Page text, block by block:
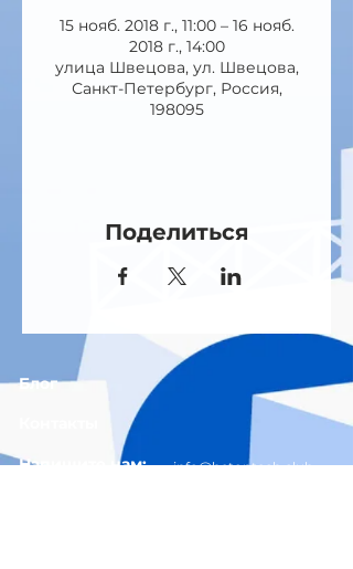
15 нояб. 2018 г., 11:00 – 16 нояб.
2018 г., 14:00
улица Швецова, ул. Швецова,
Санкт-Петербург, Россия,
198095
Поделиться
Блог
Напишите нам: info@betontech.club